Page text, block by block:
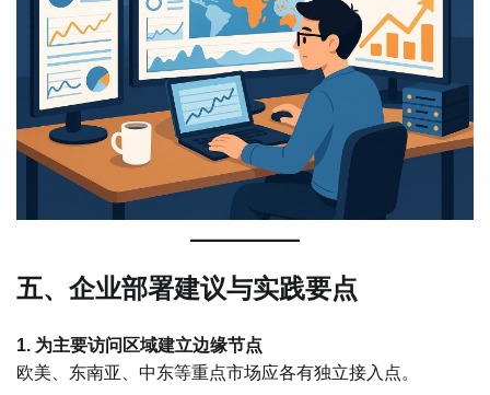
五、企业部署建议与实践要点
1. 为主要访问区域建立边缘节点
欧美、东南亚、中东等重点市场应各有独立接入点。